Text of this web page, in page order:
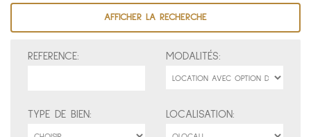
AFFICHER LA RECHERCHE
REFERENCE: MODALITÉS:
TYPE DE BIEN: LOCALISATION: